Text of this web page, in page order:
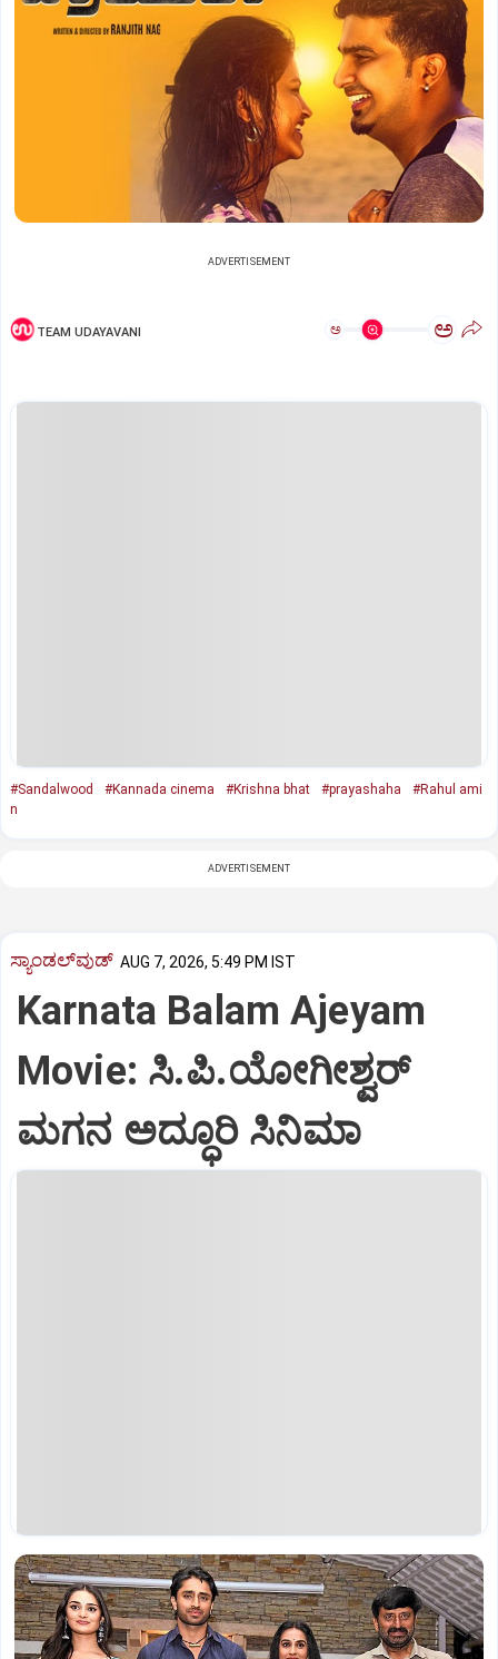
ADVERTISEMENT
TEAM UDAYAVANI ಅ ಅ
#Sandalwood #Kannada cinema #Krishna bhat #prayashaha
#Rahul ami
n
ADVERTISEMENT
ಸ್ಯಾಂಡಲ್‌ವುಡ್‌ AUG 7, 2026, 5:49 PM IST
Karnata Balam Ajeyam
Movie: ಸಿ.ಪಿ.ಯೋಗೀಶ್ವರ್‌
ಮಗನ ಅದ್ಧೂರಿ ಸಿನಿಮಾ